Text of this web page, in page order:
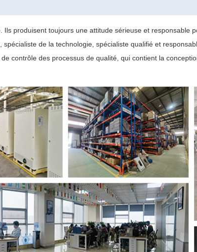
produisent toujours une attitude sérieuse et responsable
de la technologie, spécialiste qualifié et
contrôle des processus de qualité, qui contient la